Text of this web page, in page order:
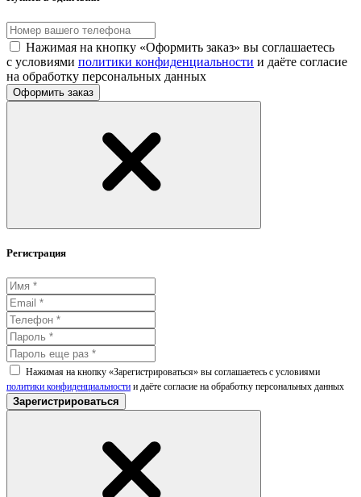
Нажимая на кнопку «Оформить заказ» вы соглашаетесь
с условиями политики конфиденциальности и даёте согласие
на обработку персональных данных
Оформить заказ
Регистрация
Нажимая на кнопку «Зарегистрироваться» вы соглашаетесь с условиями
политики конфиденциальности и даёте согласие на обработку персональных данных
Зарегистрироваться